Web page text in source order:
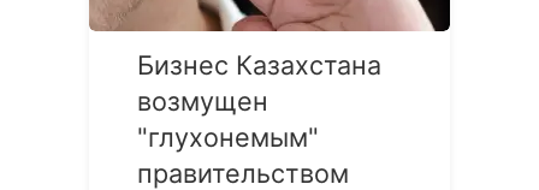
Бизнес Казахстана
возмущен
"глухонемым"
правительством